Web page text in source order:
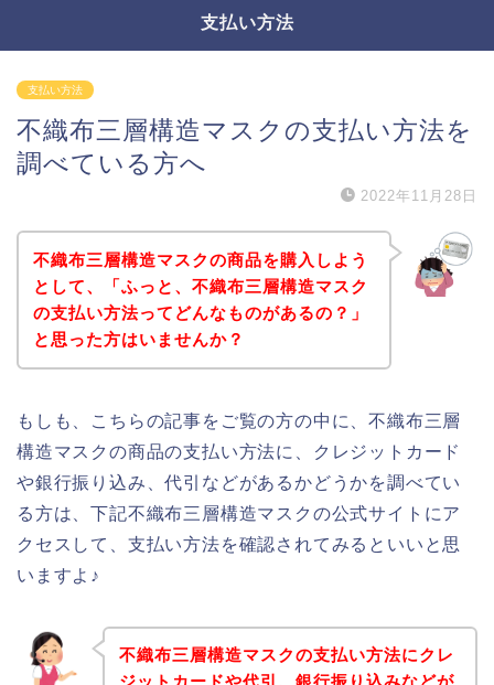
支払い方法
支払い方法
不織布三層構造マスクの支払い方法を
調べている方へ
2022年11月28日
不織布三層構造マスクの商品を購入しよう
として、「ふっと、不織布三層構造マスク
の支払い方法ってどんなものがあるの？」
と思った方はいませんか？
もしも、こちらの記事をご覧の方の中に、不織布三層
構造マスクの商品の支払い方法に、クレジットカード
や銀行振り込み、代引などがあるかどうかを調べてい
る方は、下記不織布三層構造マスクの公式サイトにア
クセスして、支払い方法を確認されてみるといいと思
いますよ♪
不織布三層構造マスクの支払い方法にクレ